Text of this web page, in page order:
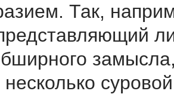
Так,
суровой